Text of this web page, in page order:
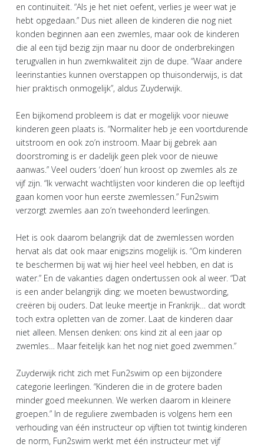
en continuïteit. “Als je het niet oefent, verlies je weer wat je
hebt opgedaan.” Dus niet alleen de kinderen die nog niet
konden beginnen aan een zwemles, maar ook de kinderen
die al een tijd bezig zijn maar nu door de onderbrekingen
terugvallen in hun zwemkwaliteit zijn de dupe. “Waar andere
leerinstanties kunnen overstappen op thuisonderwijs, is dat
hier praktisch onmogelijk”, aldus Zuyderwijk.
Een bijkomend probleem is dat er mogelijk voor nieuwe
kinderen geen plaats is. “Normaliter heb je een voortdurende
uitstroom en ook zo’n instroom. Maar bij gebrek aan
doorstroming is er dadelijk geen plek voor de nieuwe
aanwas.” Veel ouders ‘doen’ hun kroost op zwemles als ze
vijf zijn. “Ik verwacht wachtlijsten voor kinderen die op leeftijd
gaan komen voor hun eerste zwemlessen.” Fun2swim
verzorgt zwemles aan zo’n tweehonderd leerlingen.
Het is ook daarom belangrijk dat de zwemlessen worden
hervat als dat ook maar enigszins mogelijk is. “Om kinderen
te beschermen bij wat wij hier heel veel hebben, en dat is
water.” En de vakanties dagen ondertussen ook al weer. “Dat
is een ander belangrijk ding: we moeten bewustwording,
creëren bij ouders. Dat leuke meertje in Frankrijk… dat wordt
toch extra opletten van de zomer. Laat de kinderen daar
niet alleen. Mensen denken: ons kind zit al een jaar op
zwemles… Maar feitelijk kan het nog niet goed zwemmen.”
Zuyderwijk richt zich met Fun2swim op een bijzondere
categorie leerlingen. “Kinderen die in de grotere baden
minder goed meekunnen. We werken daarom in kleinere
groepen.” In de reguliere zwembaden is volgens hem een
verhouding van één instructeur op vijftien tot twintig kinderen
de norm, Fun2swim werkt met één instructeur met vijf